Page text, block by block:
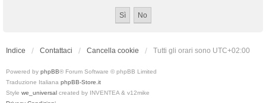
Indice Contattaci Cancella cookie Tutti gli orari sono UTC+02:00
Powered by phpBB® Forum Software © phpBB Limited
Traduzione Italiana phpBB-Store.it
Style we_universal created by INVENTEA & v12mike